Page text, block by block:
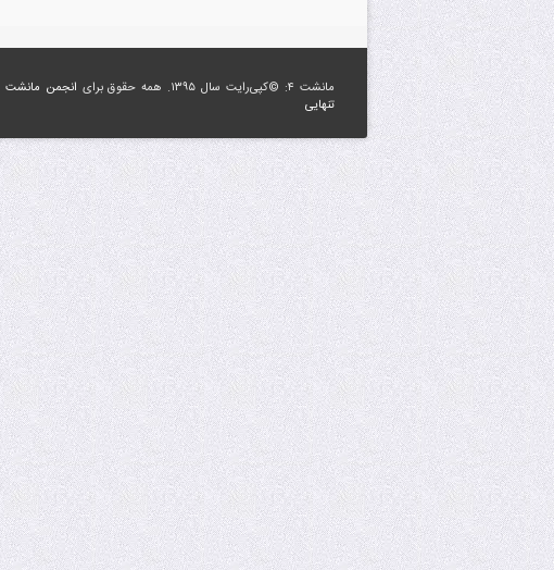
مانشت ۴: ©کپی‌رایت سال ۱۳۹۵. همه حقوق برای انجمن مانشت
تنهایی